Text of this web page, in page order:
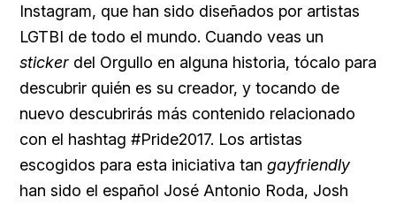
Instagram, que han sido diseñados por artistas
LGTBI de todo el mundo. Cuando veas un
sticker del Orgullo en alguna historia, tócalo para
descubrir quién es su creador, y tocando de
nuevo descubrirás más contenido relacionado
con el hashtag #Pride2017. Los artistas
escogidos para esta iniciativa tan gayfriendly
han sido el español José Antonio Roda, Josh